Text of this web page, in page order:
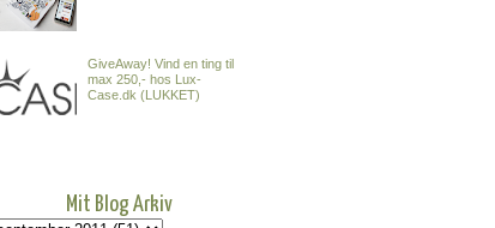
GiveAway! Vind en ting til
max 250,- hos Lux-
Case.dk (LUKKET)
Mit Blog Arkiv